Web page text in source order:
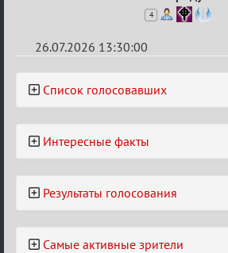
4
26.07.2026 13:30:00
Re:
Конкурс
клеверов
2026
Список голосовавших
Интересные факты
Результаты голосования
Самые активные зрители